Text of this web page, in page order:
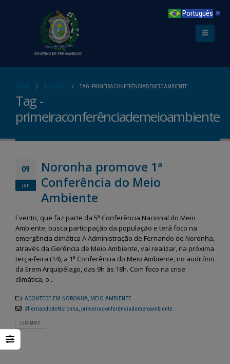
HOME NOTÍCIAS TAG -PRIMEIRACONFERÊNCIADEMEIOAMBIENTE
Tag -
primeiraconferênciademeioambiente
09
jan
Noronha promove 1ª
Conferência do Meio
Ambiente
Evento, que faz parte da 5ª Conferência Nacional do Meio
Ambiente, busca participação da população e terá foco na
emergência climática A Administração de Fernando de Noronha,
através da Gerência de Meio Ambiente, vai realizar, na próxima
terça-feira (14), a 1ª Conferência do Meio Ambiente, no auditório
da Erem Arquipélago, das 9h às 18h. Com foco na crise
climática, o...
ACONTECE EM NORONHA, MEIO AMBIENTE
#FernandodeNoronha, primeiraconferênciademeioambiente
LEIA MAIS...
Português ▼